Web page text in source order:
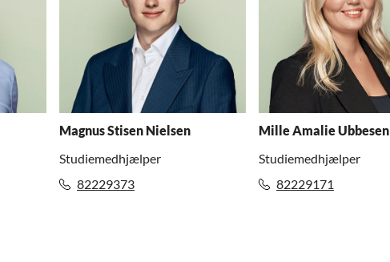
Magnus Stisen Nielsen
Studiemedhjælper
82229373
Mille Amalie Ubbesen
Studiemedhjælper
82229171